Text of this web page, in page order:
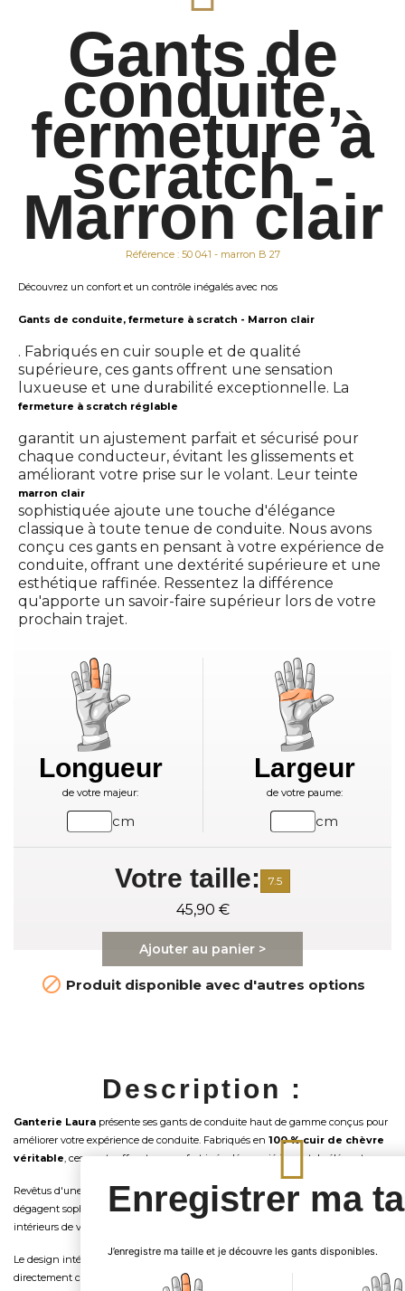
Gants de
conduite,
fermeture à
scratch -
Marron clair
Référence : 50 041 - marron B 27
Découvrez un confort et un contrôle inégalés avec nos
Gants de conduite, fermeture à scratch - Marron clair
. Fabriqués en cuir souple et de qualité
supérieure, ces gants offrent une sensation
luxueuse et une durabilité exceptionnelle. La
fermeture à scratch réglable
garantit un ajustement parfait et sécurisé pour
chaque conducteur, évitant les glissements et
améliorant votre prise sur le volant. Leur teinte
marron clair
sophistiquée ajoute une touche d'élégance
classique à toute tenue de conduite. Nous avons
conçu ces gants en pensant à votre expérience de
conduite, offrant une dextérité supérieure et une
esthétique raffinée. Ressentez la différence
qu'apporte un savoir-faire supérieur lors de votre
prochain trajet.
Longueur
de votre majeur:
cm
Largeur
de votre paume:
cm
Votre taille: 7.5
45,90 €
Ajouter au panier >
 Produit disponible avec d'autres options
Description :
Ganterie Laura présente ses gants de conduite haut de gamme conçus pour
améliorer votre expérience de conduite. Fabriqués en 100 % cuir de chèvre
véritable, ces gants offrent un confort inégalé associé à un style élégant.
Revêtus d'une riche teinte extérieureMarron (clair) , ces gants de conduite
dégagent sophistication tout en complétant harmonieusement divers
intérieurs de véhicules.
Le design intérieur arbore un cuir sans défaut
, plaçant vos mains
directement contre
le grain naturel du cuir de chèvre
Enregistrer ma
J’enregistre ma taille et je découvre les gants disponibles.